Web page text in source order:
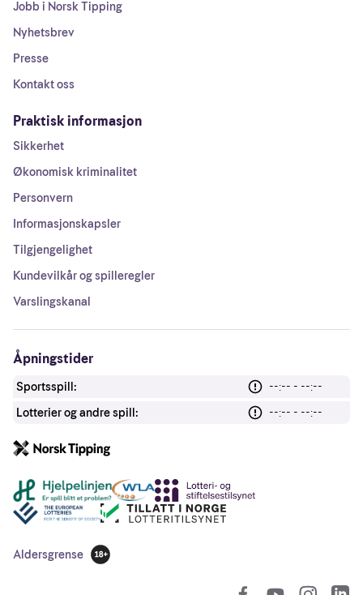
Jobb i Norsk Tipping
Nyhetsbrev
Presse
Kontakt oss
Praktisk informasjon
Sikkerhet
Økonomisk kriminalitet
Personvern
Informasjonskapsler
Tilgjengelighet
Kundevilkår og spilleregler
Varslingskanal
Åpningstider
Sportsspill:
--:-- - --:--
Lotterier og andre spill:
--:-- - --:--
Andre lenker
Aldersgrense
18 år